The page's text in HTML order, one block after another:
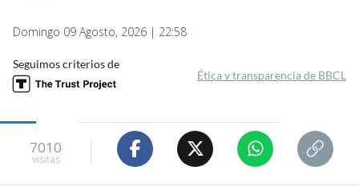
Domingo 09 Agosto, 2026 | 22:58
Seguimos criterios de
Ética y transparencia de BBCL
7010
visitas